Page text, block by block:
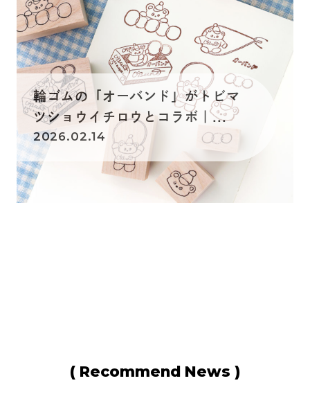
( Recommend News )
輪ゴムの「オーバンド」がトビマ
ツショウイチロウとコラボ｜...
2026.02.14